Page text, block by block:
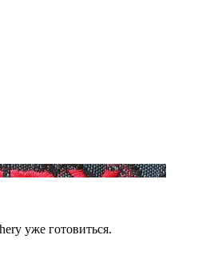
уже готовиться.